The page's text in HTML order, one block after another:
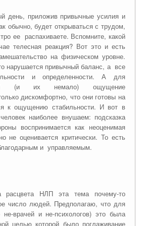
день, приложив привычные усилия и
обычно, будет открываться с трудом,
ее распахиваете. Вспомните, какой
телесная реакция? Вот это и есть
на физическом уровне.
нарушается привычный баланс, а все
и определенности. А для
(и их немало) ощущение
дискомфортно, что они готовы на
к ощущению стабильности. И вот в
наиболее внушаем: подсказка
воспринимается как неоценимая
не оценивается критически. То есть
и управляемым.
расцвета НЛП эта тема почему-то
число людей. Предполагаю, что для
врачей и не-психологов) это была
целью которой было поглаживание